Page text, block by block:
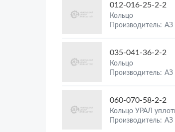
012-016-25-2-2
Кольцо
Производитель:
035-041-36-2-2
Кольцо
Производитель:
060-070-58-2-2
Кольцо УРАЛ
Производитель: